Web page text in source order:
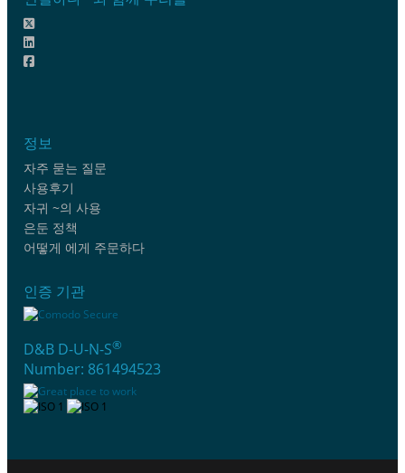
정보
자주 묻는 질문
사용후기
자귀 ~의 사용
은둔 정책
어떻게 에게 주문하다
인증 기관
D&B D-U-N-S®
Number: 861494523